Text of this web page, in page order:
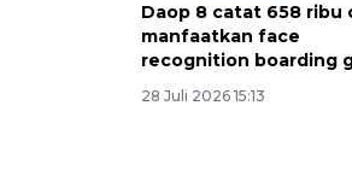
Daop 8 catat 658 ribu
manfaatkan face
recognition boarding
28 Juli 2026 15:13